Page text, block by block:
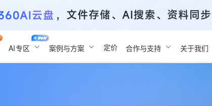
AI专区 案例与方案 定价 合作与支持 关于我们